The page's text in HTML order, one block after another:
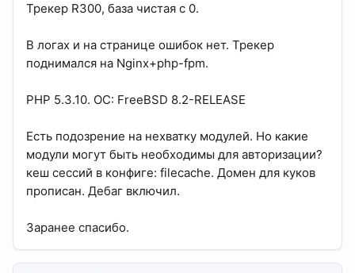
Трекер R300, база чистая с 0.
В логах и на странице ошибок нет. Трекер
поднимался на Nginx+php-fpm.
PHP 5.3.10. ОС: FreeBSD 8.2-RELEASE
Есть подозрение на нехватку модулей. Но какие
модули могут быть необходимы для авторизации?
кеш сессий в конфиге: filecache. Домен для куков
прописан. Дебаг включил.
Заранее спасибо.